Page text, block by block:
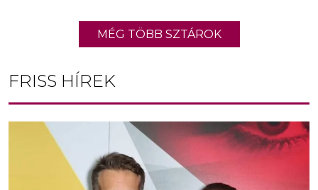
MÉG TÖBB SZTÁROK
FRISS HÍREK